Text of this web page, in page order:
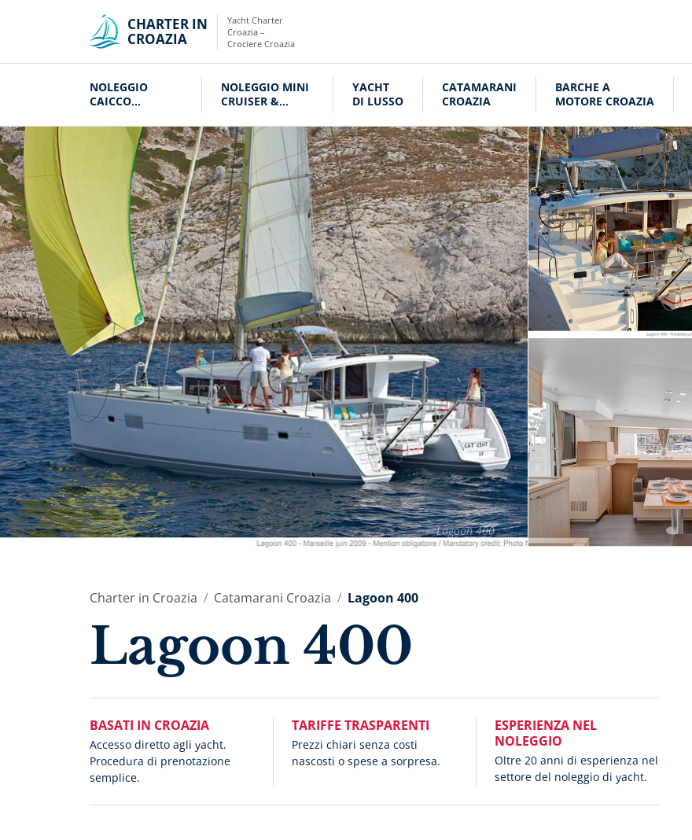
CHARTER IN
CROAZIA
Yacht Charter
Croazia –
Crociere Croazia
NOLEGGIO
CAICCO
NOLEGGIO MINI
CRUISER &
YACHT
DI LUSSO
CATAMARANI
CROAZIA
BARCHE A
MOTORE CROAZIA
Lagoon 400
Charter in Croazia Catamarani Croazia Lagoon 400
Lagoon 400
BASATI IN CROAZIA
Accesso diretto agli yacht.
Procedura di prenotazione
semplice.
TARIFFE TRASPARENTI
Prezzi chiari senza costi
nascosti o spese a sorpresa.
ESPERIENZA NEL
NOLEGGIO
Oltre 20 anni di esperienza nel
settore del noleggio di yacht.